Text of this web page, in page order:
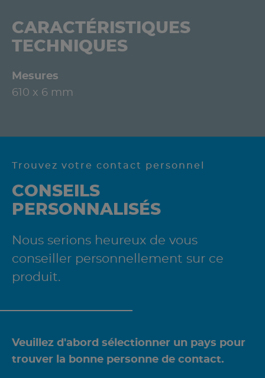
CARACTÉRISTIQUES
TECHNIQUES
Mesures
610 x 6 mm
Trouvez votre contact personnel
CONSEILS
PERSONNALISÉS
Nous serions heureux de vous
conseiller personnellement sur ce
produit.
Veuillez d'abord sélectionner un pays pour
trouver la bonne personne de contact.